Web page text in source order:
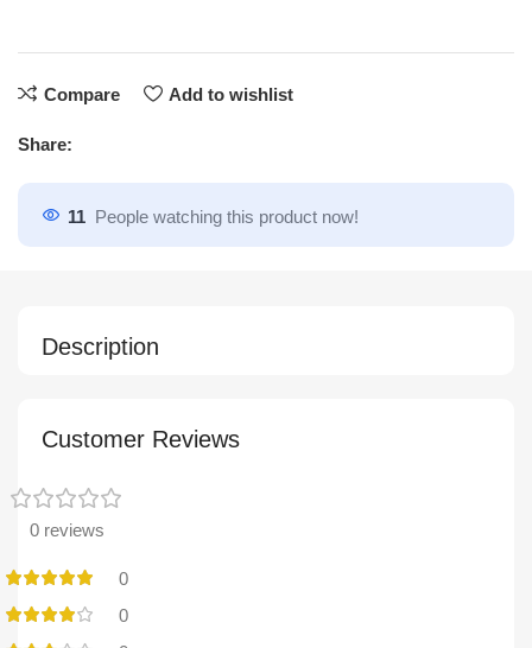
Compare Add to wishlist
Share:
11 People watching this product now!
Description
Customer Reviews
0 reviews
0
0